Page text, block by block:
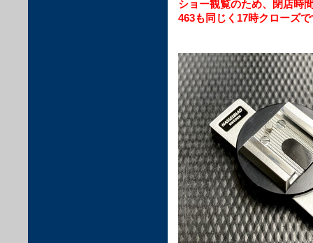
ショー観覧のため、閉店時
463も同じく17時クローズ